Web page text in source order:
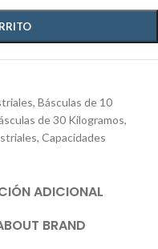
, Básculas de 10
de 30 Kilogramos,
, Capacidades
ADICIONAL
BRAND